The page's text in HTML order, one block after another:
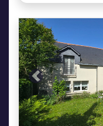
Previous